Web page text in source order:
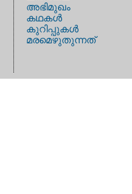
അഭിമുഖം
കഥകള്‍
കുറിപ്പുകള്‍
മരമെഴുതുന്നത്